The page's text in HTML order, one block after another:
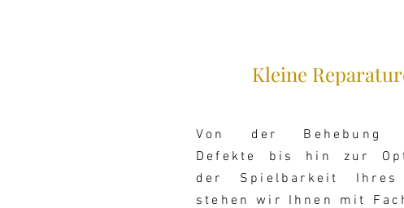
Kleine
Von der Behebung
Defekte bis hin zur
der Spielbarkeit Ihres
stehen wir Ihnen mit